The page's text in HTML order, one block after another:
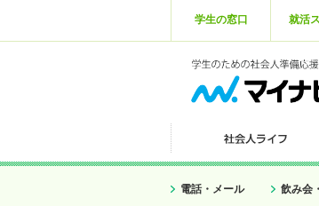
学生の窓口 就活
電話・メール 飲み会